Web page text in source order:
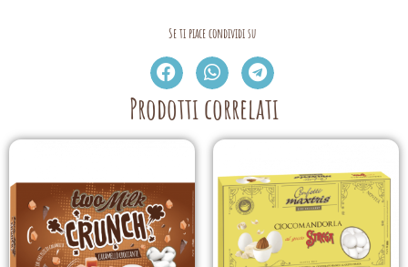
Se ti piace condividi su
Prodotti correlati